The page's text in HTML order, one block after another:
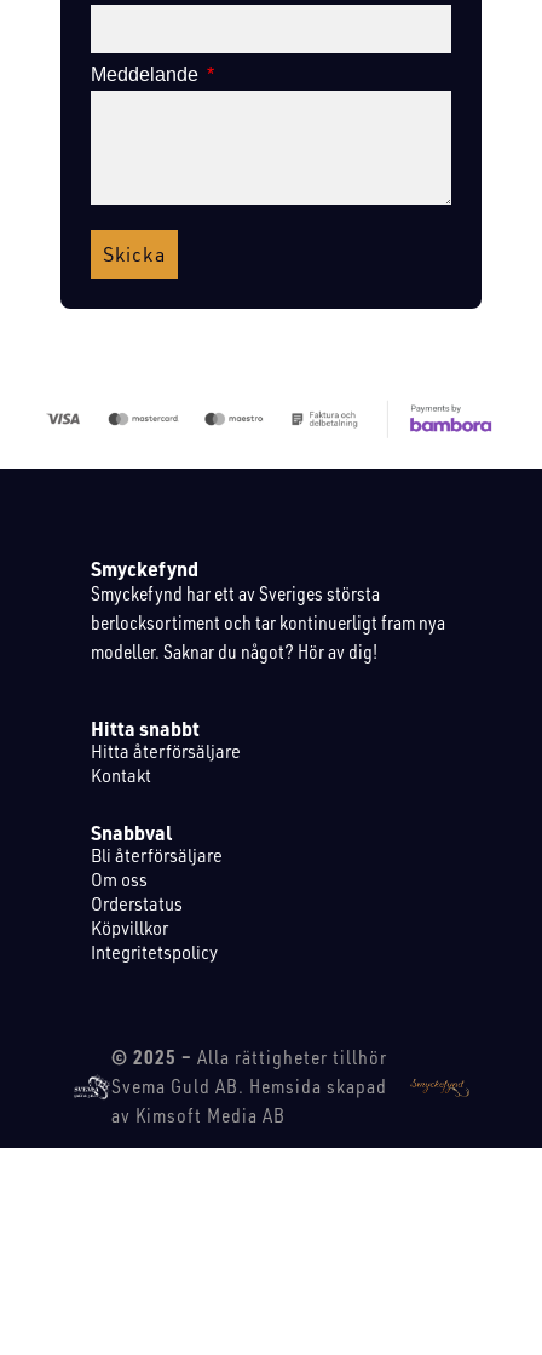
Meddelande
Skicka
Smyckefynd
Smyckefynd har ett av Sveriges största
berlocksortiment och tar kontinuerligt fram nya
modeller. Saknar du något? Hör av dig!
Hitta snabbt
Hitta återförsäljare
Kontakt
Snabbval
Bli återförsäljare
Om oss
Orderstatus
Köpvillkor
Integritetspolicy
© 2025 – Alla rättigheter tillhör
Svema Guld AB. Hemsida skapad
av Kimsoft Media AB